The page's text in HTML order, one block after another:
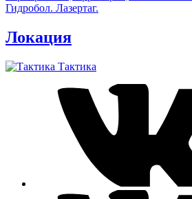
Локация
Тактика